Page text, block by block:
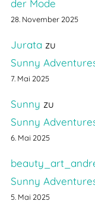
der Mode
28. November 2025
Jurata zu
Sunny
7. Mai 2025
Sunny zu
Sunny
6. Mai 2025
Sunny
5. Mai 2025